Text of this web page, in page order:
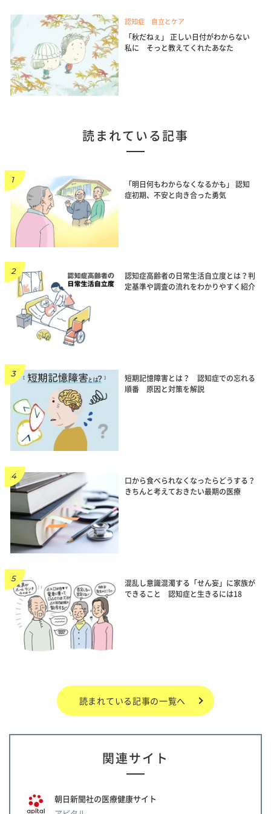
認知症 自立とケア
「秋だねぇ」 正しい日付がわからない
私に そっと教えてくれたあなた
読まれている記事
「明日何もわからなくなるかも」 認知
症初期、不安と向き合った勇気
認知症高齢者の日常生活自立度とは？判
定基準や調査の流れをわかりやすく紹介
短期記憶障害とは？ 認知症での忘れる
順番 原因と対策を解説
口から食べられなくなったらどうする？
きちんと考えておきたい最期の医療
混乱し意識混濁する「せん妄」に家族が
できること 認知症と生きるには18
読まれている記事の一覧へ
関連サイト
朝日新聞社の医療健康サイト